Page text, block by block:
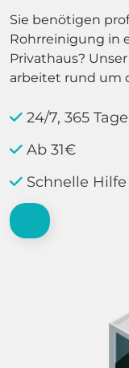
Sie benötigen
Rohrreinigung in
Privathaus?
arbeitet rund um
24/7, 365
Ab 31€
Schnelle